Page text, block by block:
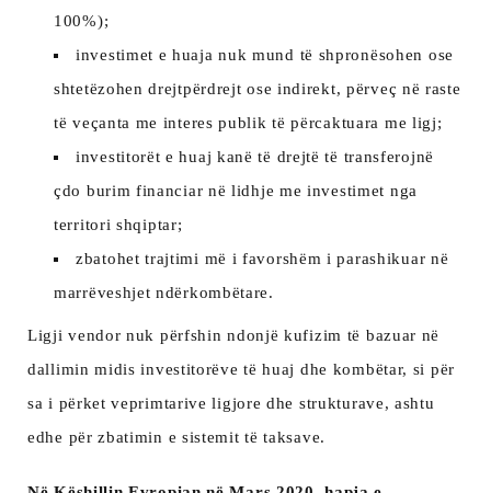
100%);
investimet e huaja nuk mund të shpronësohen ose
shtetëzohen drejtpërdrejt ose indirekt, përveç në raste
të veçanta me interes publik të përcaktuara me ligj;
investitorët e huaj kanë të drejtë të transferojnë
çdo burim financiar në lidhje me investimet nga
territori shqiptar;
zbatohet trajtimi më i favorshëm i parashikuar në
marrëveshjet ndërkombëtare.
Ligji vendor nuk përfshin ndonjë kufizim të bazuar në
dallimin midis investitorëve të huaj dhe kombëtar, si për
sa i përket veprimtarive ligjore dhe strukturave, ashtu
edhe për zbatimin e sistemit të taksave.